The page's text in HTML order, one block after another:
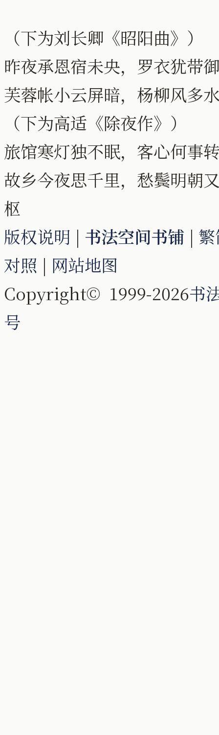
（下为刘长卿《昭阳曲》）
昨夜承恩宿未央，罗衣犹带
芙蓉帐小云屏暗，杨柳风多
（下为高适《除夜作》）
旅馆寒灯独不眠，客心何事
故乡今夜思千里，愁鬓明朝
枢
版权说明 | 书法空间书铺 |
对照 | 网站地图
Copyright© 1999-2026书
号